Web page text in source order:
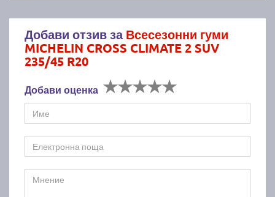
Добави отзив заВсесезонни гуми
MICHELIN CROSS CLIMATE 2 SUV
235/45 R20
Добави оценка